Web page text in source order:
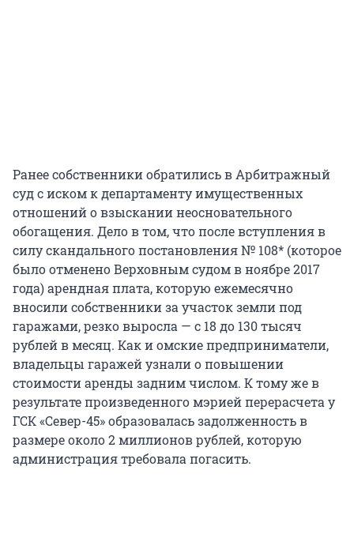
Ранее собственники обратились в Арбитражный
суд с иском к департаменту имущественных
отношений о взыскании неосновательного
обогащения. Дело в том, что после вступления в
силу скандального постановления № 108* (которое
было отменено Верховным судом в ноябре 2017
года) арендная плата, которую ежемесячно
вносили собственники за участок земли под
гаражами, резко выросла — с 18 до 130 тысяч
рублей в месяц. Как и омские предприниматели,
владельцы гаражей узнали о повышении
стоимости аренды задним числом. К тому же в
результате произведенного мэрией перерасчета у
ГСК «Север-45» образовалась задолженность в
размере около 2 миллионов рублей, которую
администрация требовала погасить.